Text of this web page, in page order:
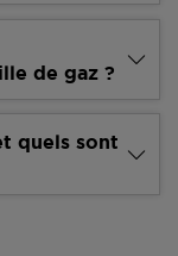
de gaz ?
quels sont